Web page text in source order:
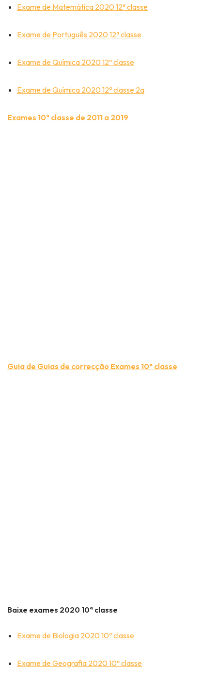
Exame de Matemática 2020 12ª classe
Exame de Português 2020 12ª classe
Exame de Química 2020 12ª classe
Exame de Química 2020 12ª classe 2a
Exames 10ª classe de 2011 a 2019
Guia de Guias de correcção Exames 10ª classe
Baixe exames 2020 10ª classe
Exame de Biologia 2020 10ª classe
Exame de Geografia 2020 10ª classe